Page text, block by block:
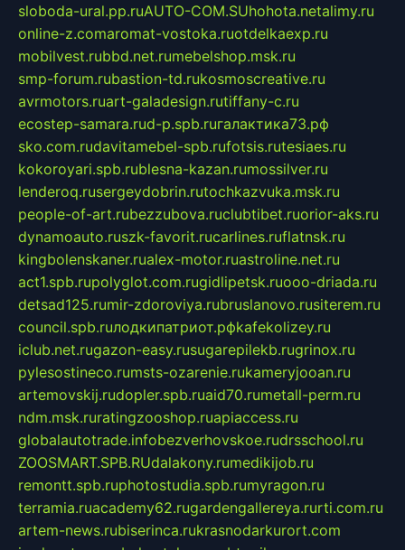
sloboda-ural.pp.ruAUTO-COM.SUhohota.netalimy.ru
online-z.comaromat-vostoka.ruotdelkaexp.ru
mobilvest.rubbd.net.rumebelshop.msk.ru
smp-forum.rubastion-td.rukosmoscreative.ru
avrmotors.ruart-galadesign.rutiffany-c.ru
ecostep-samara.rud-p.spb.ruгалактика73.рф
sko.com.rudavitamebel-spb.rufotsis.rutesiaes.ru
kokoroyari.spb.rublesna-kazan.rumossilver.ru
lenderoq.rusergeydobrin.rutochkazvuka.msk.ru
people-of-art.rubezzubova.ruclubtibet.ruorior-aks.ru
dynamoauto.ruszk-favorit.rucarlines.ruflatnsk.ru
kingbolenskaner.rualex-motor.ruastroline.net.ru
act1.spb.rupolyglot.com.rugidlipetsk.ruooo-driada.ru
detsad125.rumir-zdoroviya.rubruslanovo.rusiterem.ru
council.spb.ruлодкипатриот.рфkafekolizey.ru
iclub.net.rugazon-easy.rusugarepilekb.rugrinox.ru
pylesostineco.rumsts-ozarenie.rukameryjooan.ru
artemovskij.rudopler.spb.ruaid70.rumetall-perm.ru
ndm.msk.ruratingzooshop.ruapiaccess.ru
globalautotrade.infobezverhovskoe.rudrsschool.ru
ZOOSMART.SPB.RUdalakony.rumedikijob.ru
remontt.spb.ruphotostudia.spb.rumyragon.ru
terramia.ruacademy62.rugardengallereya.rurti.com.ru
artem-news.rubiserinca.rukrasnodarkurort.com